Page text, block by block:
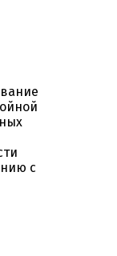
c